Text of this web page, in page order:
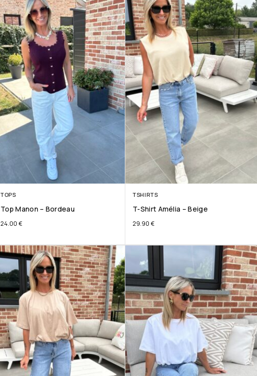
TOPS
Top Manon – Bordeau
24.00 €
TSHIRTS
T-Shirt Amélia – Beige
29.90 €